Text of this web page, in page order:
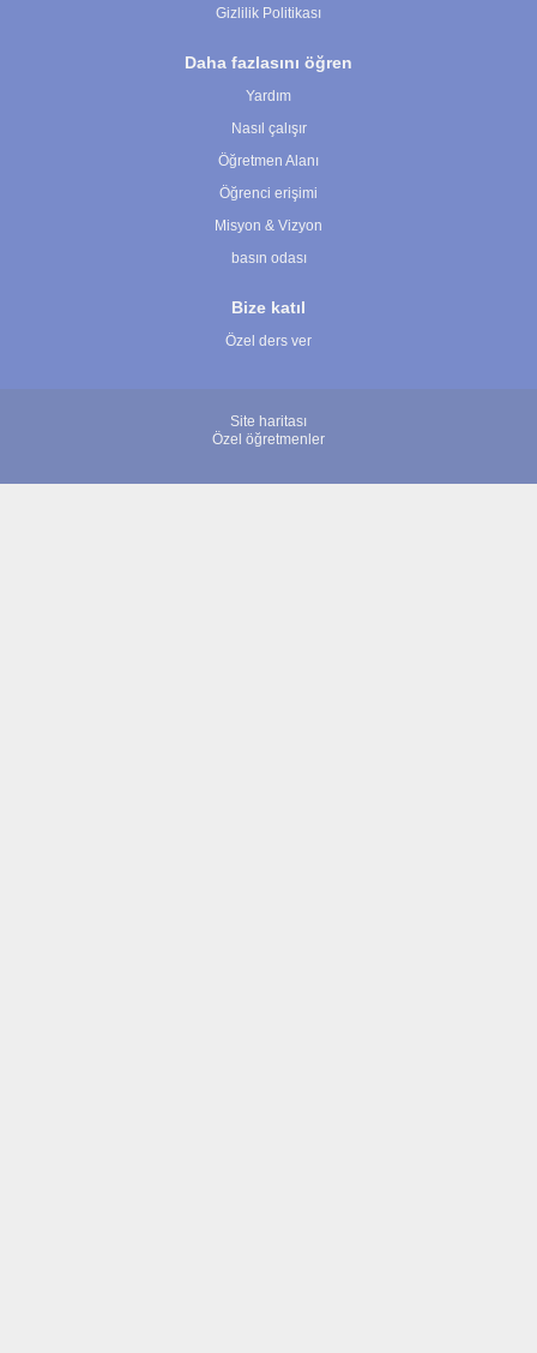
Gizlilik Politikası
Daha fazlasını öğren
Yardım
Nasıl çalışır
Öğretmen Alanı
Öğrenci erişimi
Misyon & Vizyon
basın odası
Bize katıl
Özel ders ver
Site haritası
Özel öğretmenler